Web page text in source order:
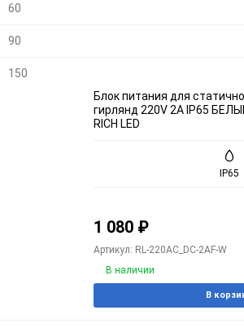
60
90
150
Блок питания для
гирлянд 220V 2A IP65
RICH LED
IP65
1 080 ₽
Артикул: RL-220AC_DC-2AF-W
В наличии
В